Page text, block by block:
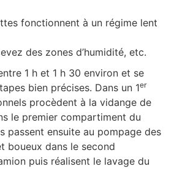
fonctionnent à un régime lent
des zones d’humidité, etc.
1 h et 1 h 30 environ et se
bien précises. Dans un 1er
procèdent à la vidange de
le premier compartiment du
passent ensuite au pompage des
boueux dans le second
puis réalisent le lavage du